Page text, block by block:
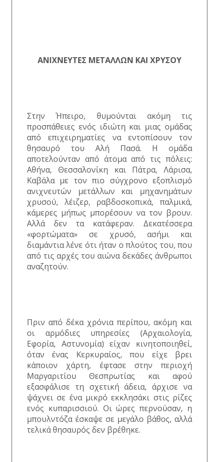
ΑΝΙΧΝΕΥΤΕΣ ΜΕΤΑΛΛΩΝ ΚΑΙ ΧΡΥΣΟΥ
Στην Ήπειρο, θυμούνται ακόμη τις
προσπάθειες ενός ιδιώτη και μιας ομάδας
από επιχειρηματίες να εντοπίσουν τον
θησαυρό του Αλή Πασά. Η ομάδα
αποτελούνταν από άτομα από τις πόλεις:
Αθήνα, Θεσσαλονίκη και Πάτρα, Λάρισα,
Καβάλα με τον πιο σύγχρονο εξοπλισμό
ανιχνευτών μετάλλων και μηχανημάτων
χρυσού, λέιζερ, ραβδοσκοπικά, παλμικά,
κάμερες μήπως μπορέσουν να τον βρουν.
Αλλά δεν τα κατάφεραν. Δεκατέσσερα
«φορτώματα» σε χρυσό, ασήμι και
διαμάντια λένε ότι ήταν ο πλούτος του, που
από τις αρχές του αιώνα δεκάδες άνθρωποι
αναζητούν.
Πριν από δέκα χρόνια περίπου, ακόμη και
οι αρμόδιες υπηρεσίες (Αρχαιολογία,
Εφορία, Αστυνομία) είχαν κινητοποιηθεί,
όταν ένας Κερκυραίος, που είχε βρει
κάποιον χάρτη, έφτασε στην περιοχή
Μαργαριτίου Θεσπρωτίας και αφού
εξασφάλισε τη σχετική άδεια, άρχισε να
ψάχνει σε ένα μικρό εκκλησάκι στις ρίζες
ενός κυπαρισσιού. Οι ώρες περνούσαν, η
μπουλντόζα έσκαψε σε μεγάλο βάθος, αλλά
τελικά θησαυρός δεν βρέθηκε.